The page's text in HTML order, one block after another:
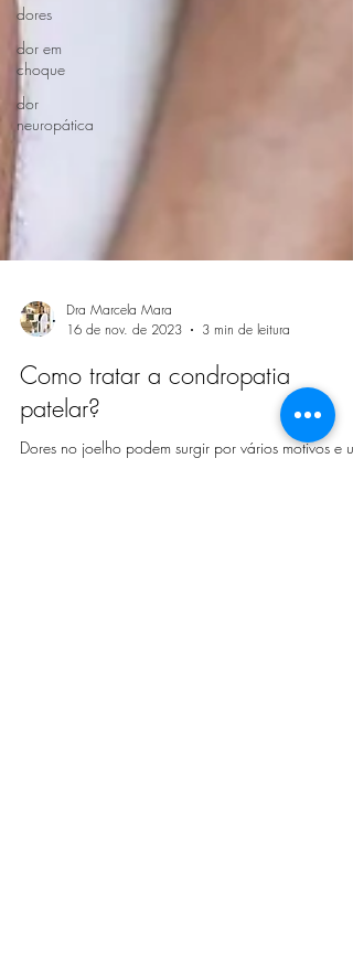
dores
dor em
choque
dor
neuropática
Dra Marcela Mara
3 min de leitura